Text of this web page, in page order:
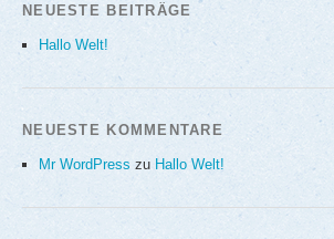
NEUESTE BEITRÄGE
Hallo Welt!
NEUESTE KOMMENTARE
Mr WordPress zu Hallo Welt!